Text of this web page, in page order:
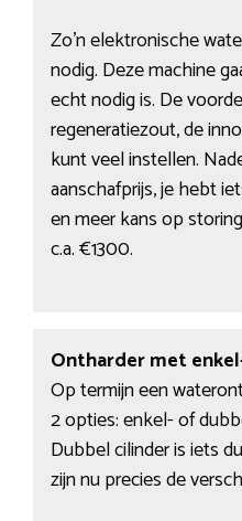
Zo’n elektronische
nodig. Deze machine
echt nodig is. De
regeneratiezout, de
kunt veel instellen.
aanschafprijs, je hebt
en meer kans op
c.a. €1300.
Ontharder met
Op termijn een
2 opties: enkel- of
Dubbel cilinder is iets
zijn nu precies de